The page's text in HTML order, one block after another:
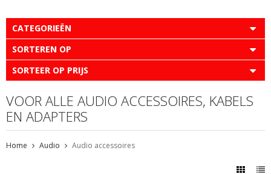
CATEGORIEËN
SORTEREN OP
SORTEER OP PRIJS
VOOR ALLE AUDIO ACCESSOIRES, KABELS
EN ADAPTERS
Home Audio Audio accessoires